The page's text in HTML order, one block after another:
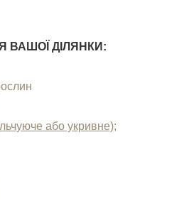
ВАШОЇ ДІЛЯНКИ:
або укривне);